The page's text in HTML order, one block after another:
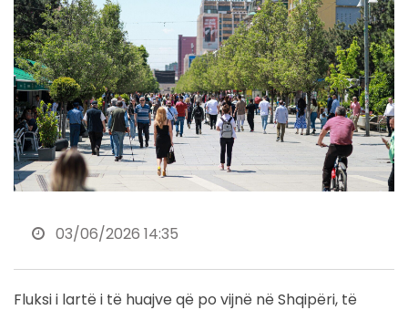
03/06/2026 14:35
Fluksi i lartë i të huajve që po vijnë në Shqipëri, të